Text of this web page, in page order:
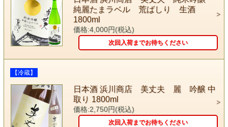
純麗たまラベル 荒ばしり 生酒
1800ml
価格:4,000円(税込)
次回入荷までお待ちください
【冷蔵】
日本酒 浜川商店 美丈夫 麗 吟醸 中
取り 1800ml
価格:2,750円(税込)
次回入荷までお待ちください